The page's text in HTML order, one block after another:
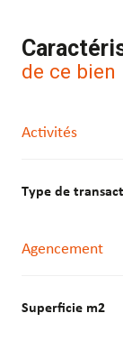
de ce bien
Activités
Type de
Agencement
Superficie m2